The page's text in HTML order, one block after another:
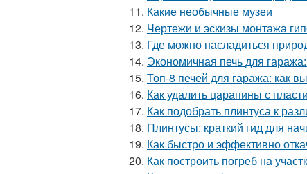
11. Какие необычные музеи
12. Чертежи и эскизы монтажа
13. Где можно насладиться
14. Экономичная печь для
15. Топ-8 печей для гаража: как
16. Как удалить царапины с
17. Как подобрать плинтуса к
18. Плинтусы: краткий гид для
19. Как быстро и эффективно
20. Как построить погреб на